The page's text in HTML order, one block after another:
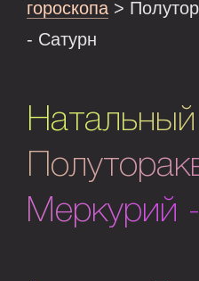
гороскопа >
- Сатурн
Меркурий